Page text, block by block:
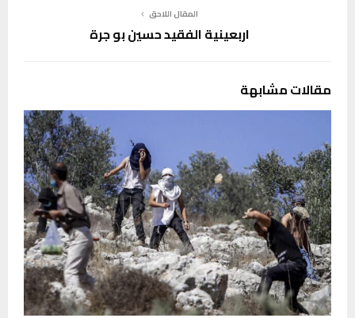
المقال اللاحق
اربعينية الفقيد حسين بو جرة
مقالات مشابهة